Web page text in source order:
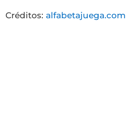
Créditos:alfabetajuega.com